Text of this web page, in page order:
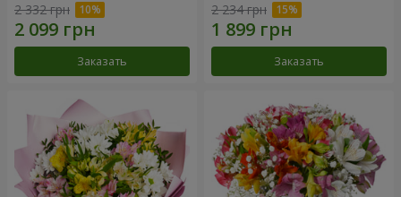
2 332 грн
Заказать
2 234 грн
Заказать